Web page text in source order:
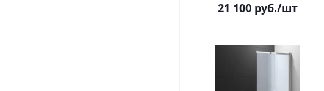
21 100 руб./шт